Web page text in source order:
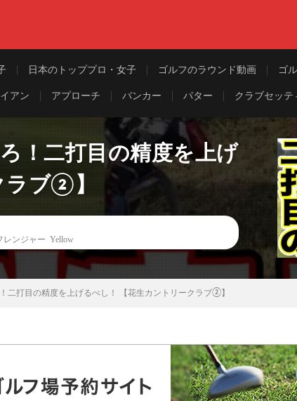
日本のトッププロ・女子 ゴルフのラウンド動画 ゴ
アン アプローチ バンカー パター クラブセッテ
！二打目の精度を上げ
ラブ②】
レンジャー Yellow
二打目の精度を上げるべし！ 【花生カントリークラブ②】